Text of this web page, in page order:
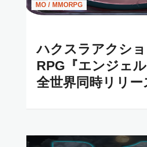
MO / MMORPG
ハクスラアクシ
RPG『エンジェル
全世界同時リリー